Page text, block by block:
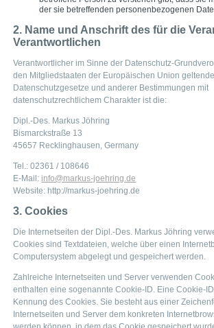
der sie betreffenden personenbezogenen
2. Name und Anschrift des für die
Verantwortlichen
Verantwortlicher im Sinne der Datenschutz-
den Mitgliedstaaten der Europäischen Union
Datenschutzgesetze und anderer Bestimmungen mit
datenschutzrechtlichem Charakter ist die:
Dipl.-Des. Markus Jöhring
Bismarckstraße 13
45657 Recklinghausen, Germany
Tel.: 02361 / 108646
E-Mail: info@markus-joehring.de
Website: http://markus-joehring.de
3. Cookies
Die Internetseiten der Dipl.-Des. Markus Jöhring
Cookies sind Textdateien, welche über einen
Computersystem abgelegt und gespeichert werden.
Zahlreiche Internetseiten und Server verwenden
enthalten eine sogenannte Cookie-ID. Eine Cookie-
Kennung des Cookies. Sie besteht aus einer
Internetseiten und Server dem konkreten